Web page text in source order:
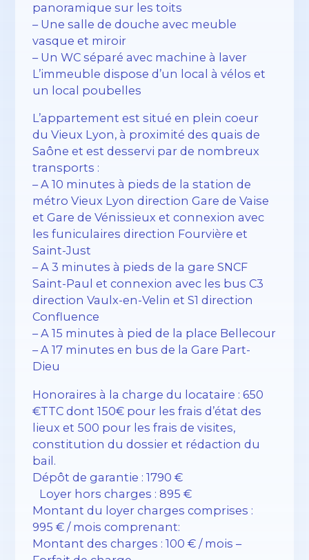
panoramique sur les toits
– Une salle de douche avec meuble
vasque et miroir
– Un WC séparé avec machine à laver
L’immeuble dispose d’un local à vélos et
un local poubelles
L’appartement est situé en plein coeur
du Vieux Lyon, à proximité des quais de
Saône et est desservi par de nombreux
transports :
– A 10 minutes à pieds de la station de
métro Vieux Lyon direction Gare de Vaise
et Gare de Vénissieux et connexion avec
les funiculaires direction Fourvière et
Saint-Just
– A 3 minutes à pieds de la gare SNCF
Saint-Paul et connexion avec les bus C3
direction Vaulx-en-Velin et S1 direction
Confluence
– A 15 minutes à pied de la place Bellecour
– A 17 minutes en bus de la Gare Part-
Dieu
Honoraires à la charge du locataire : 650
€TTC dont 150€ pour les frais d’état des
lieux et 500 pour les frais de visites,
constitution du dossier et rédaction du
bail.
Dépôt de garantie : 1790 €
Loyer hors charges : 895 €
Montant du loyer charges comprises :
995 € / mois comprenant:
Montant des charges : 100 € / mois –